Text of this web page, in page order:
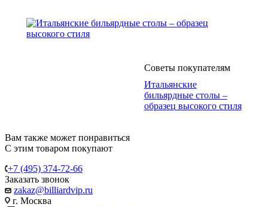
Советы покупателям
Итальянские
бильярдные столы –
образец высокого стиля
Вам также может понравиться
С этим товаром покупают
+7 (495) 374-72-66
Заказать звонок
zakaz@billiardvip.ru
г. Москва